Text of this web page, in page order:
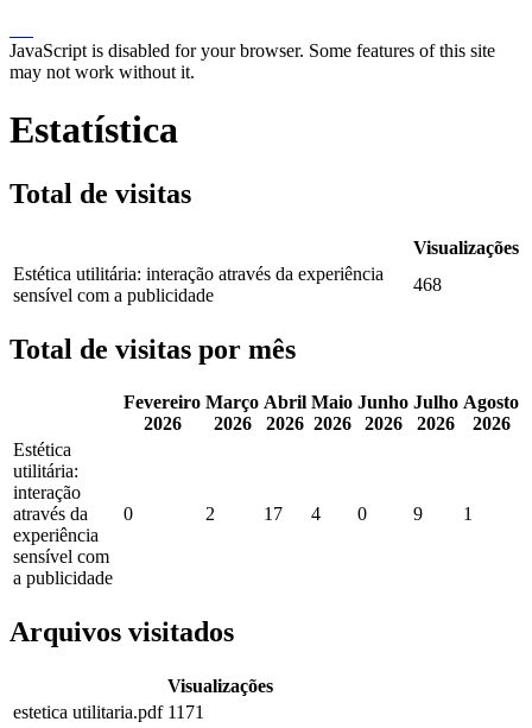
JavaScript is disabled for your browser. Some features of this site
may not work without it.
Estatística
Total de visitas
Visualizações
Estética utilitária: interação através da experiência
sensível com a publicidade
468
Total de visitas por mês
Fevereiro
2026
Março
2026
Abril
2026
Maio
2026
Junho
2026
Julho
2026
Agosto
2026
Estética
utilitária:
interação
através da
experiência
sensível com
a publicidade
0 2 17 4 0 9 1
Arquivos visitados
Visualizações
estetica utilitaria.pdf 1171